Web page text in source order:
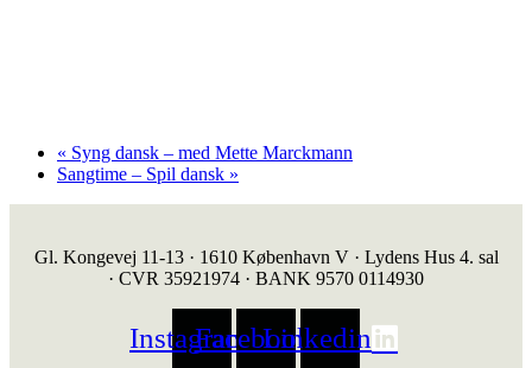
« Syng dansk – med Mette Marckmann
Sangtime – Spil dansk »
Gl. Kongevej 11-13 · 1610 København V · Lydens Hus 4. sal
· CVR 35921974 · BANK 9570 0114930
InstagramFacebookLinkedin